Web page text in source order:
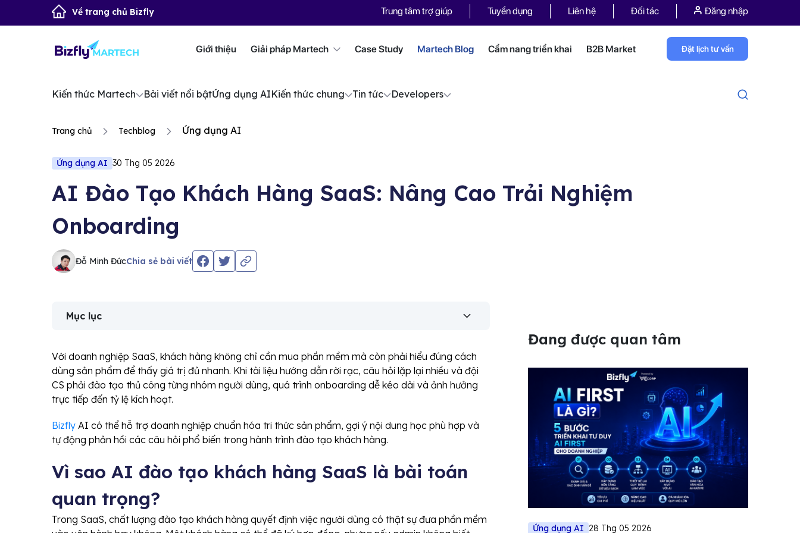
Về trang chủ Bizfly Trung tâm trợ giúp Tuyển dụng Liên hệ Đối tác Đăng nhập
Giới thiệu Giải pháp Martech Case Study Martech Blog Cẩm nang triển khai B2B Market Đặt lịch tư vấn
Kiến thức Martech Bài viết nổi bậtỨng dụng AIKiến thức chung Tin tức Developers
Trang chủ Techblog Ứng dụng AI
Ứng dụng AI 30 Thg 05 2026
AI Đào Tạo Khách Hàng SaaS: Nâng Cao Trải Nghiệm
Onboarding
Đỗ Minh ĐứcChia sẻ bài viết
Mục lục
Với doanh nghiệp SaaS, khách hàng không chỉ cần mua phần mềm mà còn phải hiểu đúng cách
dùng sản phẩm để thấy giá trị đủ nhanh. Khi tài liệu hướng dẫn rời rạc, câu hỏi lặp lại nhiều và đội
CS phải đào tạo thủ công từng nhóm người dùng, quá trình onboarding dễ kéo dài và ảnh hưởng
trực tiếp đến tỷ lệ kích hoạt.
Bizfly AI có thể hỗ trợ doanh nghiệp chuẩn hóa tri thức sản phẩm, gợi ý nội dung học phù hợp và
tự động phản hồi các câu hỏi phổ biến trong hành trình đào tạo khách hàng.
Vì sao AI đào tạo khách hàng SaaS là bài toán
quan trọng?
Trong SaaS, chất lượng đào tạo khách hàng quyết định việc người dùng có thật sự đưa phần mềm
Đang được quan tâm
Ứng dụng AI 28 Thg 05 2026